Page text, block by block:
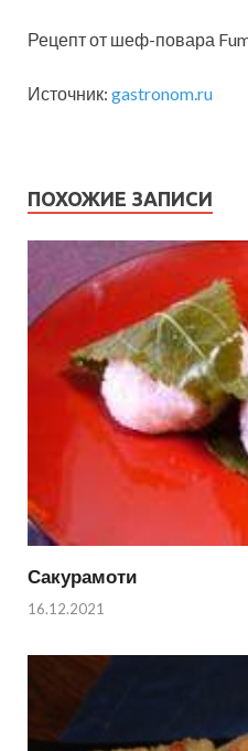
Рецепт от шеф-повара
Источник: gastronom.ru
ПОХОЖИЕ ЗАПИСИ
Сакурамоти
16.12.2021